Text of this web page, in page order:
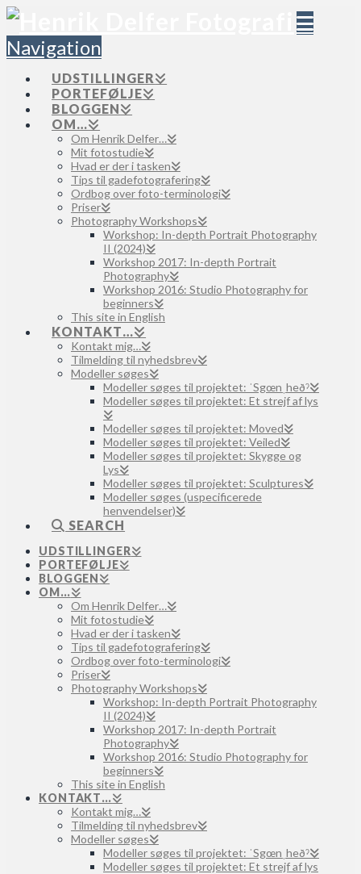
Navigation
UDSTILLINGER
PORTEFØLJE
BLOGGEN
OM…
Om Henrik Delfer…
Mit fotostudie
Hvad er der i tasken
Tips til gadefotografering
Ordbog over foto-terminologi
Priser
Photography Workshops
Workshop: In-depth Portrait Photography
II (2024)
Workshop 2017: In-depth Portrait
Photography
Workshop 2016: Studio Photography for
beginners
This site in English
KONTAKT…
Kontakt mig…
Tilmelding til nyhedsbrev
Modeller søges
Modeller søges til projektet: ˈSgœnˌheðˀ
Modeller søges til projektet: Et strejf af lys
Modeller søges til projektet: Moved
Modeller søges til projektet: Veiled
Modeller søges til projektet: Skygge og
Lys
Modeller søges til projektet: Sculptures
Modeller søges (uspecificerede
henvendelser)
SEARCH
UDSTILLINGER
PORTEFØLJE
BLOGGEN
OM…
Om Henrik Delfer…
Mit fotostudie
Hvad er der i tasken
Tips til gadefotografering
Ordbog over foto-terminologi
Priser
Photography Workshops
Workshop: In-depth Portrait Photography
II (2024)
Workshop 2017: In-depth Portrait
Photography
Workshop 2016: Studio Photography for
beginners
This site in English
KONTAKT…
Kontakt mig…
Tilmelding til nyhedsbrev
Modeller søges
Modeller søges til projektet: ˈSgœnˌheðˀ
Modeller søges til projektet: Et strejf af lys